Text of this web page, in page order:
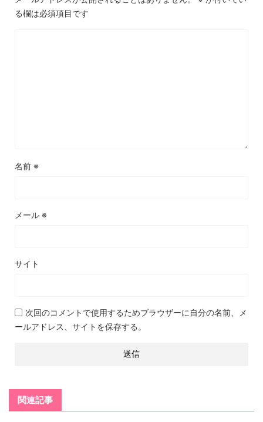
る欄は必須項目です
名前 ※
メール ※
サイト
次回のコメントで使用するためブラウザーに自分の名前、メ
ールアドレス、サイトを保存する。
関連記事